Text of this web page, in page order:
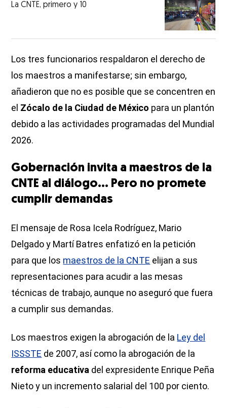
La CNTE, primero y 10
Los tres funcionarios respaldaron el derecho de
los maestros a manifestarse; sin embargo,
añadieron que no es posible que se concentren en
el Zócalo de la Ciudad de México para un plantón
debido a las actividades programadas del Mundial
2026.
Gobernación invita a maestros de la
CNTE al diálogo... Pero no promete
cumplir demandas
El mensaje de Rosa Icela Rodríguez, Mario
Delgado y Martí Batres enfatizó en la petición
para que los maestros de la CNTE elijan a sus
representaciones para acudir a las mesas
técnicas de trabajo, aunque no aseguró que fuera
a cumplir sus demandas.
Los maestros exigen la abrogación de la Ley del
ISSSTE de 2007, así como la abrogación de la
reforma educativa del expresidente Enrique Peña
Nieto y un incremento salarial del 100 por ciento.